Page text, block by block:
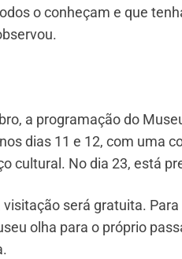
o conheçam e que
a programação do
dias 11 e 12, com uma
cultural. No dia 23, está
será gratuita.
olha para o próprio